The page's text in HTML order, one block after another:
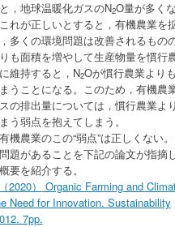
，地球温暖化ガスのN2O量が多く
れが正しいとすると，有機農業を
多くの環境問題は改善されるもの
も面積を増やして生産物量を慣行
維持すると，N2Oが慣行農業より
うことになる。このため，有機農
の排出量については，慣行農業よ
う弱点を抱えてしまう。
機農業のこの“弱点”は正しくない
題があることを下記の論文が指摘
要を紹介する。
2020） Organic Farming and
Need for Innovation. Sustainability
7pp.